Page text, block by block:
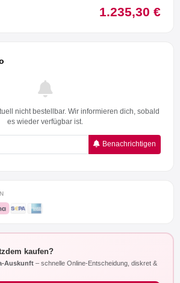
1.235,30 €
nicht bestellbar. Wir informieren dich, sobald
es wieder verfügbar ist.
Benachrichtigen
kaufen?
Auskunft – schnelle Online-Entscheidung, diskret &